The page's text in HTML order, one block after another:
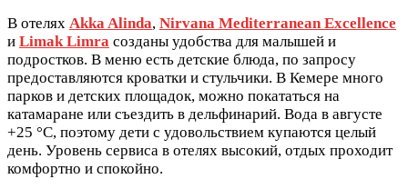
В отелях Akka Alinda, Nirvana Mediterranean Excellence
и Limak Limra созданы удобства для малышей и
подростков. В меню есть детские блюда, по запросу
предоставляются кроватки и стульчики. В Кемере много
парков и детских площадок, можно покататься на
катамаране или съездить в дельфинарий. Вода в августе
+25 °C, поэтому дети с удовольствием купаются целый
день. Уровень сервиса в отелях высокий, отдых проходит
комфортно и спокойно.